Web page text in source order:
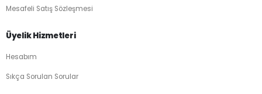
Mesafeli Satış Sözleşmesi
Üyelik Hizmetleri
Hesabım
Sıkça Sorulan Sorular